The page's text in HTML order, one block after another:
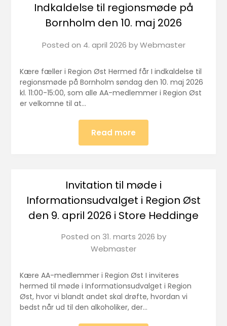
Indkaldelse til regionsmøde på
Bornholm den 10. maj 2026
Posted on 4. april 2026 byWebmaster
Kære fæller i Region Øst Hermed får I indkaldelse til
regionsmøde på Bornholm søndag den 10. maj 2026
kl. 11:00-15:00, som alle AA-medlemmer i Region Øst
er velkomne til at…
Read more
Invitation til møde i
Informationsudvalget i Region Øst
den 9. april 2026 i Store Heddinge
Posted on 31. marts 2026 by
Webmaster
Kære AA-medlemmer i Region Øst I inviteres
hermed til møde i Informationsudvalget i Region
Øst, hvor vi blandt andet skal drøfte, hvordan vi
bedst når ud til den alkoholiker, der…